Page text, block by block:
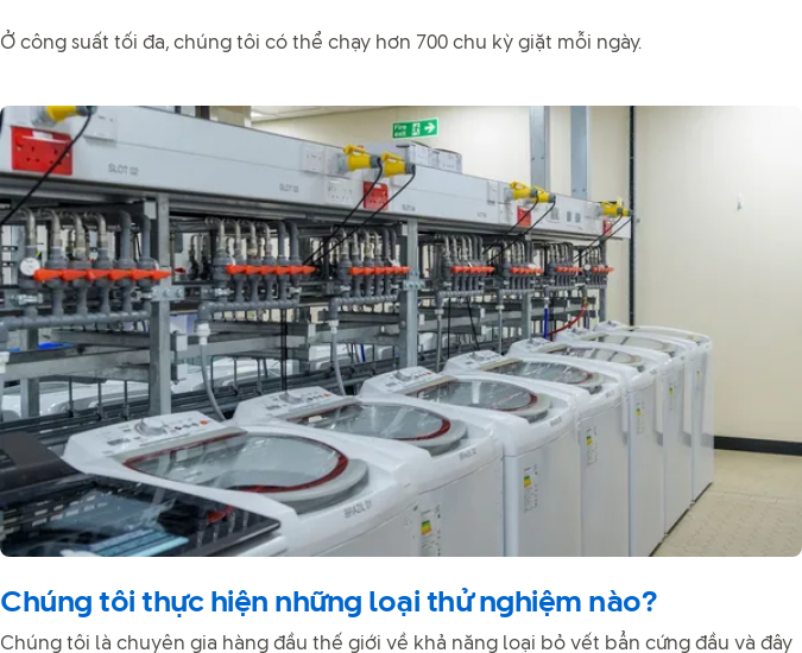
Ở công suất tối đa, chúng tôi có thể chạy hơn 700 chu kỳ giặt mỗi ngày.
Chúng tôi thực hiện những loại thử nghiệm nào?
Chúng tôi là chuyên gia hàng đầu thế giới về khả năng loại bỏ vết bẩn cứng đầu và đây